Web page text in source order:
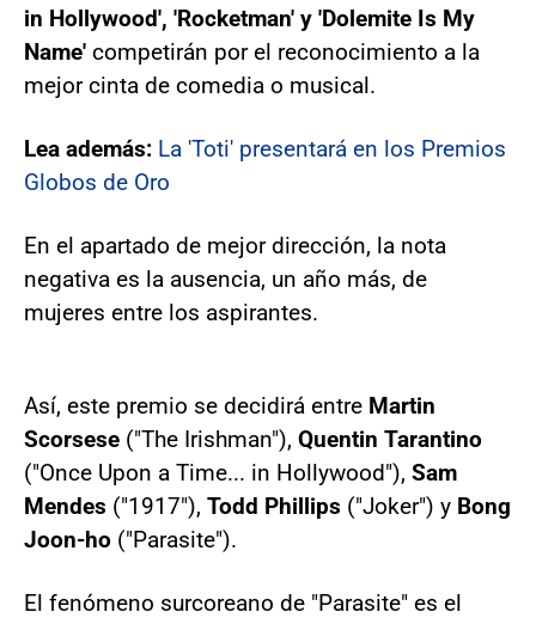
in Hollywood', 'Rocketman' y 'Dolemite Is My
Name' competirán por el reconocimiento a la
mejor cinta de comedia o musical.
Lea además: La 'Toti' presentará en los Premios
Globos de Oro
En el apartado de mejor dirección, la nota
negativa es la ausencia, un año más, de
mujeres entre los aspirantes.
Así, este premio se decidirá entre Martin
Scorsese ("The Irishman"), Quentin Tarantino
("Once Upon a Time... in Hollywood"), Sam
Mendes ("1917"), Todd Phillips ("Joker") y Bong
Joon-ho ("Parasite").
El fenómeno surcoreano de "Parasite" es el